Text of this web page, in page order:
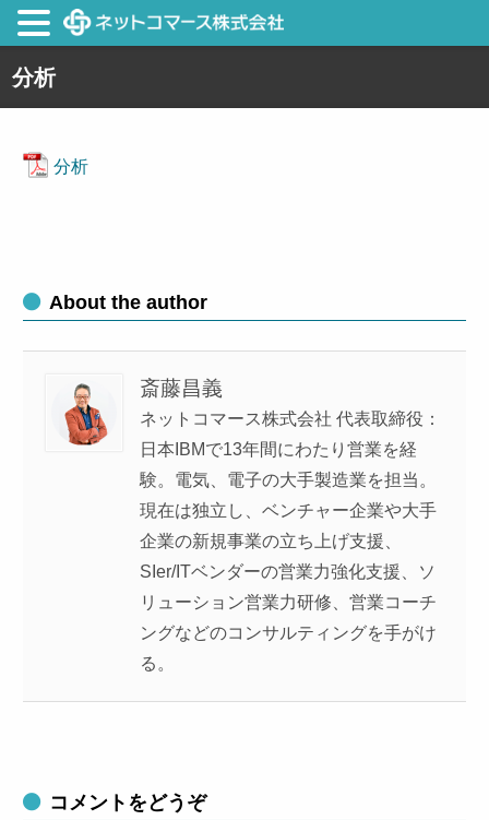
分析
分析
About the author
斎藤昌義
ネットコマース株式会社 代表取締役：
日本IBMで13年間にわたり営業を経
験。電気、電子の大手製造業を担当。
現在は独立し、ベンチャー企業や大手
企業の新規事業の立ち上げ支援、
SIer/ITベンダーの営業力強化支援、ソ
リューション営業力研修、営業コーチ
ングなどのコンサルティングを手がけ
る。
コメントをどうぞ